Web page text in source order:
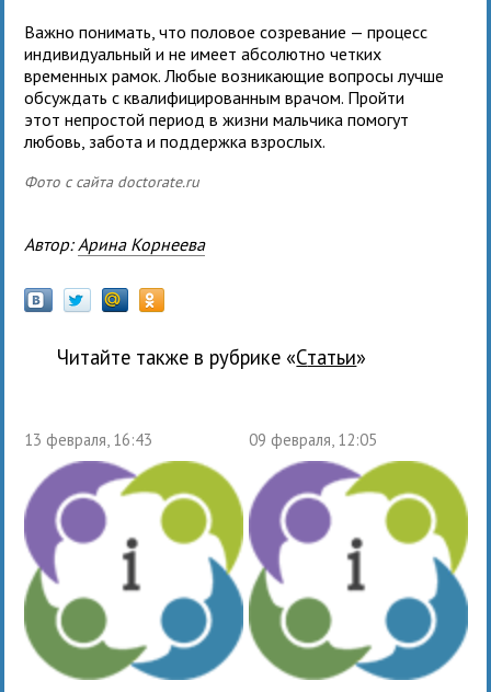
Важно понимать, что половое созревание — процесс
индивидуальный и не имеет абсолютно четких
временных рамок. Любые возникающие вопросы лучше
обсуждать с квалифицированным врачом. Пройти
этот непростой период в жизни мальчика помогут
любовь, забота и поддержка взрослых.
Фото с сайта doctorate.ru
Автор: Арина Корнеева
Читайте также в рубрике « Статьи»
13 февраля, 16:43 09 февраля, 12:05